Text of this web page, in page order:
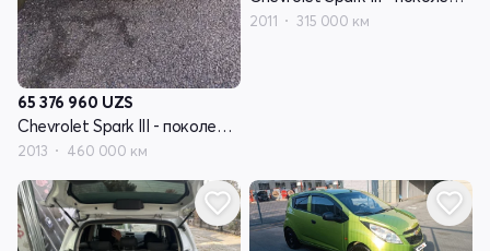
65 376 960 UZS
Chevrolet Spark III - поколение
2013 460 000 км
2011 315 000 км